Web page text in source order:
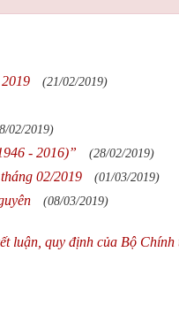
(21/02/2019)
02/2019)
- 2016)” (28/02/2019)
02/2019 (01/03/2019)
(08/03/2019)
luận, quy định của Bộ